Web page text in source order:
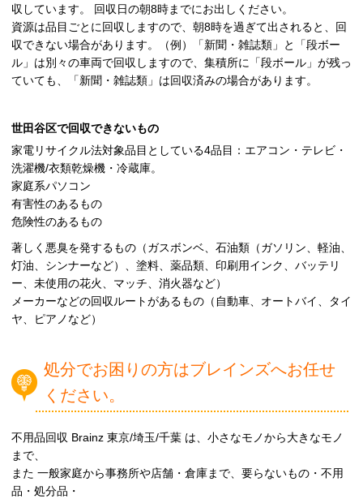
収しています。 回収日の朝8時までにお出しください。
資源は品目ごとに回収しますので、朝8時を過ぎて出されると、回
収できない場合があります。（例）「新聞・雑誌類」と「段ボー
ル」は別々の車両で回収しますので、集積所に「段ボール」が残っ
ていても、「新聞・雑誌類」は回収済みの場合があります。
世田谷区で回収できないもの
家電リサイクル法対象品目としている4品目：エアコン・テレビ・
洗濯機/衣類乾燥機・冷蔵庫。
家庭系パソコン
有害性のあるもの
危険性のあるもの
著しく悪臭を発するもの（ガスボンベ、石油類（ガソリン、軽油、
灯油、シンナーなど）、塗料、薬品類、印刷用インク、バッテリ
ー、未使用の花火、マッチ、消火器など）
メーカーなどの回収ルートがあるもの（自動車、オートバイ、タイ
ヤ、ピアノなど）
処分でお困りの方はブレインズへお任せ
ください。
不用品回収 Brainz 東京/埼玉/千葉 は、小さなモノから大きなモノ
まで、
また 一般家庭から事務所や店舗・倉庫まで、要らないもの・不用
品・処分品・